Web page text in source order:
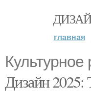
главная
Культурное
Дизайн 2025: